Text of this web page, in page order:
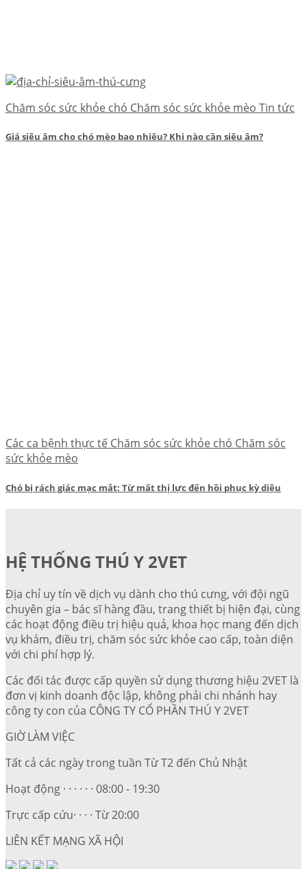
Chăm sóc sức khỏe chó Chăm sóc sức khỏe mèo Tin tức
Giá siêu âm cho chó mèo bao nhiêu? Khi nào cần siêu âm?
Các ca bệnh thực tế Chăm sóc sức khỏe chó Chăm sóc
sức khỏe mèo
Chó bị rách giác mạc mắt: Từ mất thị lực đến hồi phục kỳ diệu
HỆ THỐNG THÚ Y 2VET
Địa chỉ uy tín về dịch vụ dành cho thú cưng, với đội ngũ
chuyên gia – bác sĩ hàng đầu, trang thiết bị hiện đại, cùng
các hoạt động điều trị hiệu quả, khoa học mang đến dịch
vụ khám, điều trị, chăm sóc sức khỏe cao cấp, toàn diện
với chi phí hợp lý.
Các đối tác được cấp quyền sử dụng thương hiệu 2VET là
đơn vị kinh doanh độc lập, không phải chi nhánh hay
công ty con của CÔNG TY CỔ PHẦN THÚ Y 2VET
GIỜ LÀM VIỆC
Tất cả các ngày trong tuần Từ T2 đến Chủ Nhật
Hoạt động · · · · · · 08:00 - 19:30
Trực cấp cứu· · · · Từ 20:00
LIÊN KẾT MẠNG XÃ HỘI